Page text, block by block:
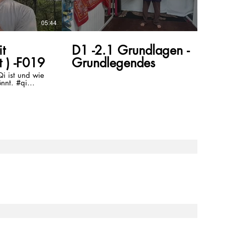
05:44
) -F019
ist und wie
#qi
🔥
D1 -2.1 Grundlagen -
Grundlegendes